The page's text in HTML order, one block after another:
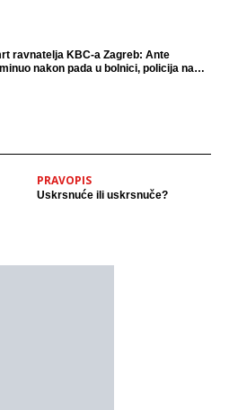
ravnatelja KBC-a Zagreb: Ante
nakon pada u bolnici, policija na
PRAVOPIS
Uskrsnuće ili uskrsnuče?